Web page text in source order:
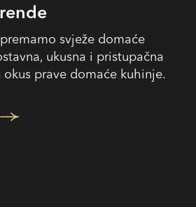
svježe domaće
ukusna i pristupačna
prave domaće kuhinje.